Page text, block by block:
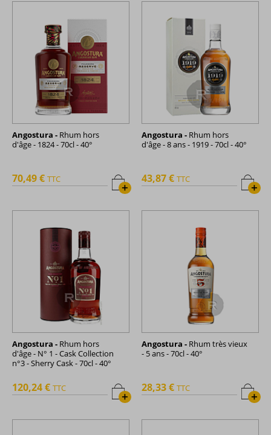
Angostura - Rhum hors
d'âge - 1824 - 70cl - 40°
+
70,49 € TTC
Angostura - Rhum hors
d'âge - 8 ans - 1919 - 70cl - 40°
+
43,87 € TTC
Angostura - Rhum hors
d'âge - N° 1 - Cask Collection
n°3 - Sherry Cask - 70cl - 40°
+
120,24 € TTC
Angostura - Rhum très vieux
- 5 ans - 70cl - 40°
+
28,33 € TTC